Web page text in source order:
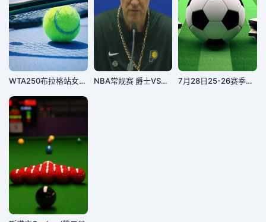
WTA250布拉格站女单决赛：斯尼古尔VS塔格尔 NBA常规赛 爵士VS步行者 20250405 7月28日25-26赛季足球热身赛 切尔西VS西悉尼流浪者